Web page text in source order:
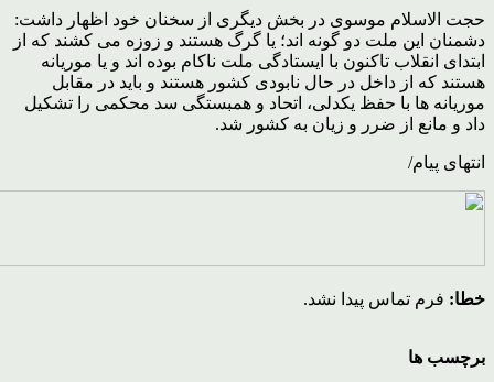
حجت الاسلام موسوی در بخش دیگری از سخنان خود اظهار داشت:
دشمنان این ملت دو گونه اند؛ یا گرگ هستند و زوزه می کشند که از
ابتدای انقلاب تاکنون با ایستادگی ملت ناکام بوده اند و یا موریانه
هستند که از داخل در حال نابودی کشور هستند و باید در مقابل
موریانه ها با حفظ یکدلی، اتحاد و همبستگی سد محکمی را تشکیل
داد و مانع از ضرر و زیان به کشور شد.
انتهای پیام/
خطا: فرم تماس پیدا نشد.
برچسب ها